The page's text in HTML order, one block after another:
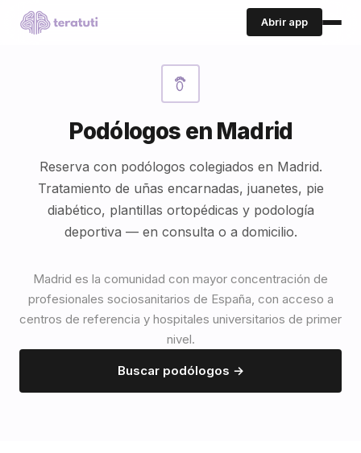
Abrir app
Podólogos en Madrid
Reserva con podólogos colegiados en Madrid.
Tratamiento de uñas encarnadas, juanetes, pie
diabético, plantillas ortopédicas y podología
deportiva — en consulta o a domicilio.
Madrid es la comunidad con mayor concentración de
profesionales sociosanitarios de España, con acceso a
centros de referencia y hospitales universitarios de primer
nivel.
Buscar podólogos →